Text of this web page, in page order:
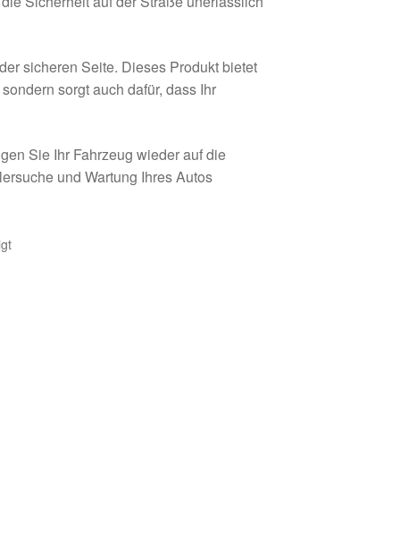
sicheren Seite. Dieses Produkt bietet
sorgt auch dafür, dass Ihr
Sie Ihr Fahrzeug wieder auf die
und Wartung Ihres Autos